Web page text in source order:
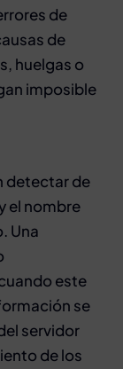
de
de
huelgas o
imposible
detectar de
el nombre
Una
este
se
servidor
de los